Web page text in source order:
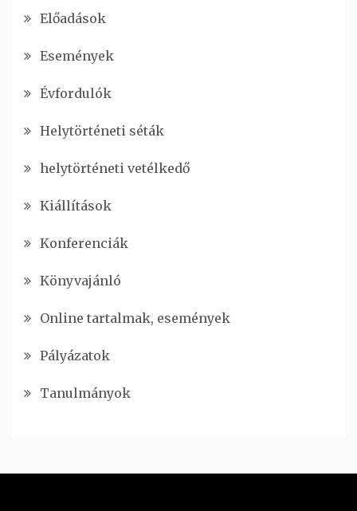
Előadások
Események
Évfordulók
Helytörténeti séták
helytörténeti vetélkedő
Kiállítások
Konferenciák
Könyvajánló
Online tartalmak, események
Pályázatok
Tanulmányok